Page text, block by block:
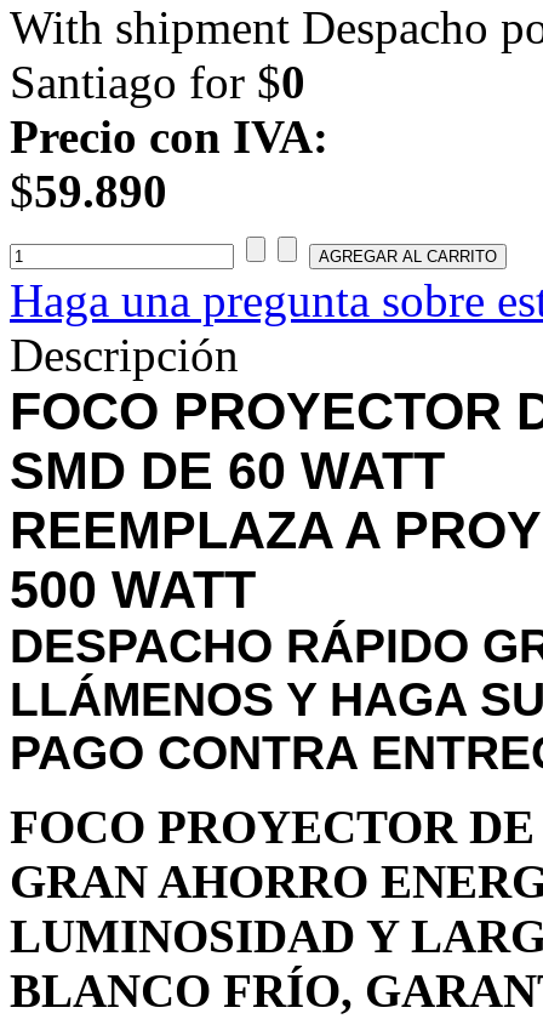
With shipment Despacho
Santiago for $0
Precio con IVA:
$59.890
Haga una pregunta sobre
Descripción
FOCO PROYECTOR
SMD DE 60 WATT
REEMPLAZA A
500 WATT
DESPACHO RÁPIDO
LLÁMENOS Y HAGA
PAGO CONTRA
FOCO PROYECTOR
GRAN AHORRO
LUMINOSIDAD Y
BLANCO FRÍO,